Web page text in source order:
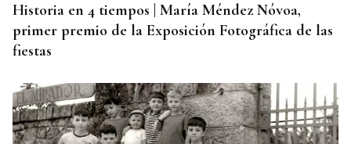
Historia en 4 tiempos | María Méndez Nóvoa,
primer premio de la Exposición Fotográfica de las
fiestas